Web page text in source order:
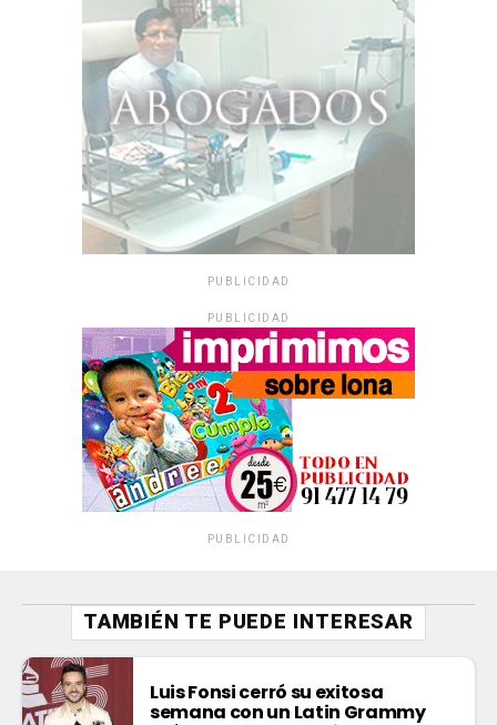
PUBLICIDAD
PUBLICIDAD
PUBLICIDAD
TAMBIÉN TE PUEDE INTERESAR
Luis Fonsi cerró su exitosa
semana con un Latin Grammy